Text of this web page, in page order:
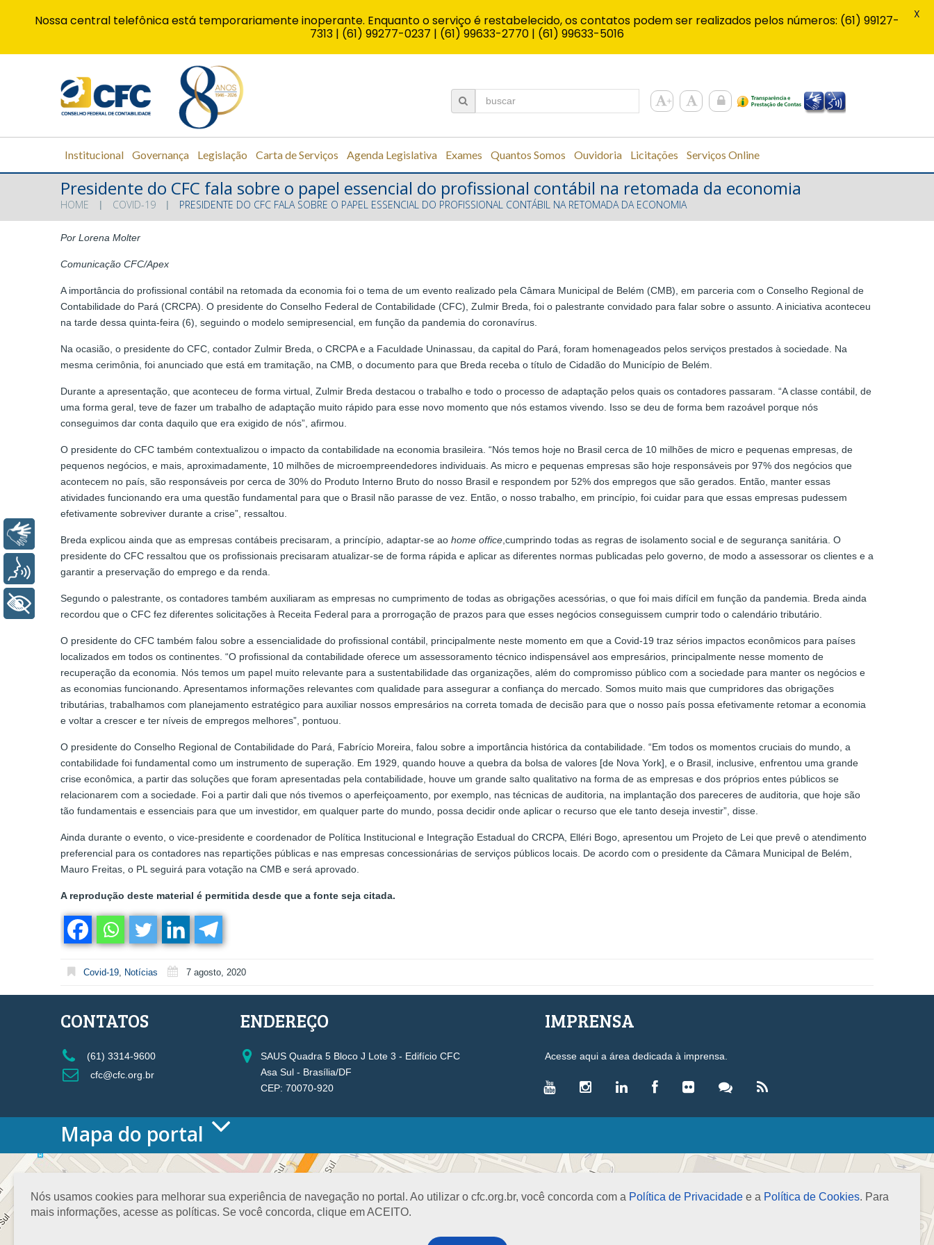
Institucional Governança Legislação Carta de Serviços Agenda Legislativa Exames Quantos Somos Ouvidoria Licitações Serviços Online
Presidente do CFC fala sobre o papel essencial do profissional contábil na retomada da economia
HOME COVID-19 PRESIDENTE DO CFC FALA SOBRE O PAPEL ESSENCIAL DO PROFISSIONAL CONTÁBIL NA RETOMADA DA ECONOMIA
Por Lorena Molter
Comunicação CFC/Apex
A importância do profissional contábil na retomada da economia foi o tema de um evento realizado pela Câmara Municipal de Belém (CMB), em parceria com o Conselho Regional de
Contabilidade do Pará (CRCPA). O presidente do Conselho Federal de Contabilidade (CFC), Zulmir Breda, foi o palestrante convidado para falar sobre o assunto. A iniciativa aconteceu
na tarde dessa quinta-feira (6), seguindo o modelo semipresencial, em função da pandemia do coronavírus.
Na ocasião, o presidente do CFC, contador Zulmir Breda, o CRCPA e a Faculdade Uninassau, da capital do Pará, foram homenageados pelos serviços prestados à sociedade. Na
mesma cerimônia, foi anunciado que está em tramitação, na CMB, o documento para que Breda receba o título de Cidadão do Município de Belém.
Durante a apresentação, que aconteceu de forma virtual, Zulmir Breda destacou o trabalho e todo o processo de adaptação pelos quais os contadores passaram. “A classe contábil, de
uma forma geral, teve de fazer um trabalho de adaptação muito rápido para esse novo momento que nós estamos vivendo. Isso se deu de forma bem razoável porque nós
conseguimos dar conta daquilo que era exigido de nós”, afirmou.
O presidente do CFC também contextualizou o impacto da contabilidade na economia brasileira. “Nós temos hoje no Brasil cerca de 10 milhões de micro e pequenas empresas, de
pequenos negócios, e mais, aproximadamente, 10 milhões de microempreendedores individuais. As micro e pequenas empresas são hoje responsáveis por 97% dos negócios que
acontecem no país, são responsáveis por cerca de 30% do Produto Interno Bruto do nosso Brasil e respondem por 52% dos empregos que são gerados. Então, manter essas
atividades funcionando era uma questão fundamental para que o Brasil não parasse de vez. Então, o nosso trabalho, em princípio, foi cuidar para que essas empresas pudessem
efetivamente sobreviver durante a crise”, ressaltou.
Breda explicou ainda que as empresas contábeis precisaram, a princípio, adaptar-se ao home office,cumprindo todas as regras de isolamento social e de segurança sanitária. O
presidente do CFC ressaltou que os profissionais precisaram atualizar-se de forma rápida e aplicar as diferentes normas publicadas pelo governo, de modo a assessorar os clientes e a
garantir a preservação do emprego e da renda.
Segundo o palestrante, os contadores também auxiliaram as empresas no cumprimento de todas as obrigações acessórias, o que foi mais difícil em função da pandemia. Breda ainda
recordou que o CFC fez diferentes solicitações à Receita Federal para a prorrogação de prazos para que esses negócios conseguissem cumprir todo o calendário tributário.
O presidente do CFC também falou sobre a essencialidade do profissional contábil, principalmente neste momento em que a Covid-19 traz sérios impactos econômicos para países
localizados em todos os continentes. “O profissional da contabilidade oferece um assessoramento técnico indispensável aos empresários, principalmente nesse momento de
recuperação da economia. Nós temos um papel muito relevante para a sustentabilidade das organizações, além do compromisso público com a sociedade para manter os negócios e
as economias funcionando. Apresentamos informações relevantes com qualidade para assegurar a confiança do mercado. Somos muito mais que cumpridores das obrigações
tributárias, trabalhamos com planejamento estratégico para auxiliar nossos empresários na correta tomada de decisão para que o nosso país possa efetivamente retomar a economia
e voltar a crescer e ter níveis de empregos melhores”, pontuou.
O presidente do Conselho Regional de Contabilidade do Pará, Fabrício Moreira, falou sobre a importância histórica da contabilidade. “Em todos os momentos cruciais do mundo, a
contabilidade foi fundamental como um instrumento de superação. Em 1929, quando houve a quebra da bolsa de valores [de Nova York], e o Brasil, inclusive, enfrentou uma grande
crise econômica, a partir das soluções que foram apresentadas pela contabilidade, houve um grande salto qualitativo na forma de as empresas e dos próprios entes públicos se
relacionarem com a sociedade. Foi a partir dali que nós tivemos o aperfeiçoamento, por exemplo, nas técnicas de auditoria, na implantação dos pareceres de auditoria, que hoje são
tão fundamentais e essenciais para que um investidor, em qualquer parte do mundo, possa decidir onde aplicar o recurso que ele tanto deseja investir”, disse.
Ainda durante o evento, o vice-presidente e coordenador de Política Institucional e Integração Estadual do CRCPA, Elléri Bogo, apresentou um Projeto de Lei que prevê o atendimento
preferencial para os contadores nas repartições públicas e nas empresas concessionárias de serviços públicos locais. De acordo com o presidente da Câmara Municipal de Belém,
Mauro Freitas, o PL seguirá para votação na CMB e será aprovado.
A reprodução deste material é permitida desde que a fonte seja citada.
Covid-19, Notícias 7 agosto, 2020
Nós usamos cookies para melhorar sua experiência de navegação no portal. Ao utilizar o cfc.org.br, você concorda com a Política de Privacidade e a Política de Cookies. Para
mais informações, acesse as políticas. Se você concorda, clique em ACEITO.
CONTATOS
(61) 3314-9600
cfc@cfc.org.br
ENDEREÇO
SAUS Quadra 5 Bloco J Lote 3 - Edifício CFC
Asa Sul - Brasília/DF
CEP: 70070-920
IMPRENSA
Acesse aqui a área dedicada à imprensa.
Mapa do portal
HOME
O CONSELHO
Conselho Diretor
Nossa Sede
Planejamento
VICE-PRESIDÊNCIAS
Administrativa
Controle Interno
Desenvolvimento Profissional
Fiscalização, Ética e Disciplina
LEGISLAÇÃO
Leis
Decretos-Lei
Nossa central telefônica está temporariamente inoperante. Enquanto o serviço é restabelecido, os contatos podem ser realizados pelos números: (61) 99127-
7313 | (61) 99277-0237 | (61) 99633-2770 | (61) 99633-5016
X
Libras
Voz
+ Acessibilidade